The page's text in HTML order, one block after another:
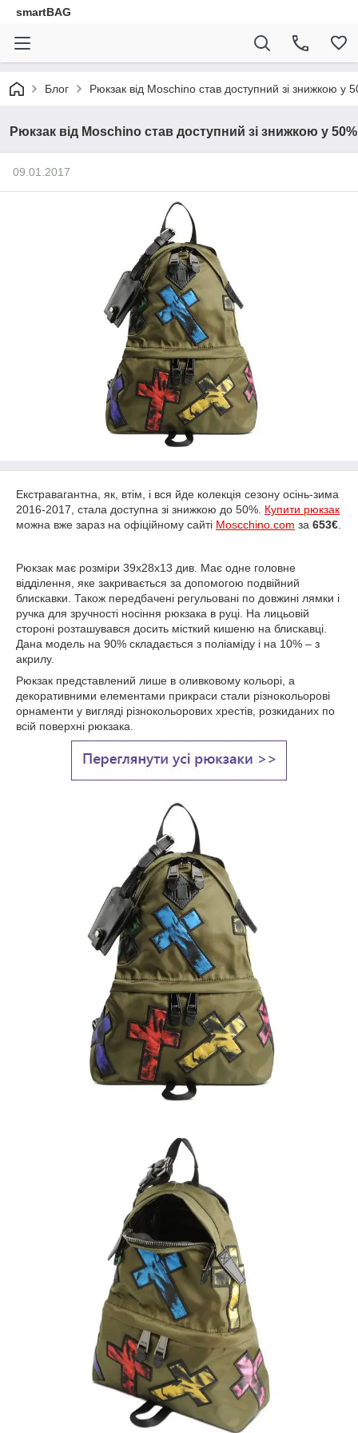
smartBAG
Блог Рюкзак від Moschino став доступний зі знижкою у
Рюкзак від Moschino став доступний зі знижкою у 50%
09.01.2017
Екстравагантна, як, втім, і вся йде колекція сезону осінь-зима
2016-2017, стала доступна зі знижкою до 50%. Купити рюкзак
можна вже зараз на офіційному сайті Moscchino.com за 653€
Рюкзак має розміри 39х28х13 див. Має одне головне
відділення, яке закривається за допомогою подвійний
блискавки. Також передбачені регульовані по довжині лямки і
ручка для зручності носіння рюкзака в руці. На лицьовій
стороні розташувався досить місткий кишеню на блискавці.
Дана модель на 90% складається з поліаміду і на 10% – з
акрилу.
Рюкзак представлений лише в оливковому кольорі, а
декоративними елементами прикраси стали різнокольорові
орнаменти у вигляді різнокольорових хрестів, розкиданих по
всій поверхні рюкзака.